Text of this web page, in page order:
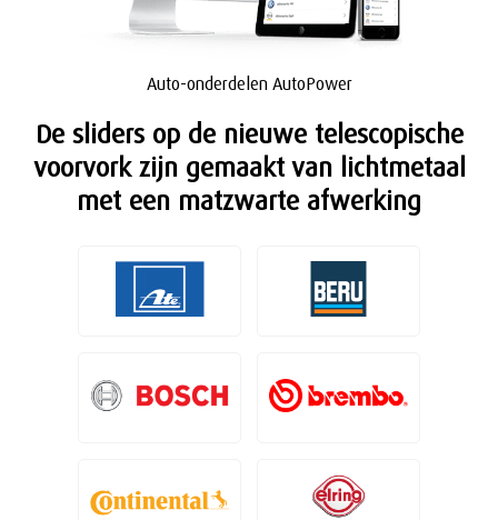
Auto-onderdelen AutoPower
De sliders op de nieuwe telescopische
voorvork zijn gemaakt van lichtmetaal
met een matzwarte afwerking